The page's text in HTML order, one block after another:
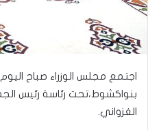
اجتمع مجلس الوزراء صباح
بنواكشوط،تحت رئاسة رئيس
الغزواني.